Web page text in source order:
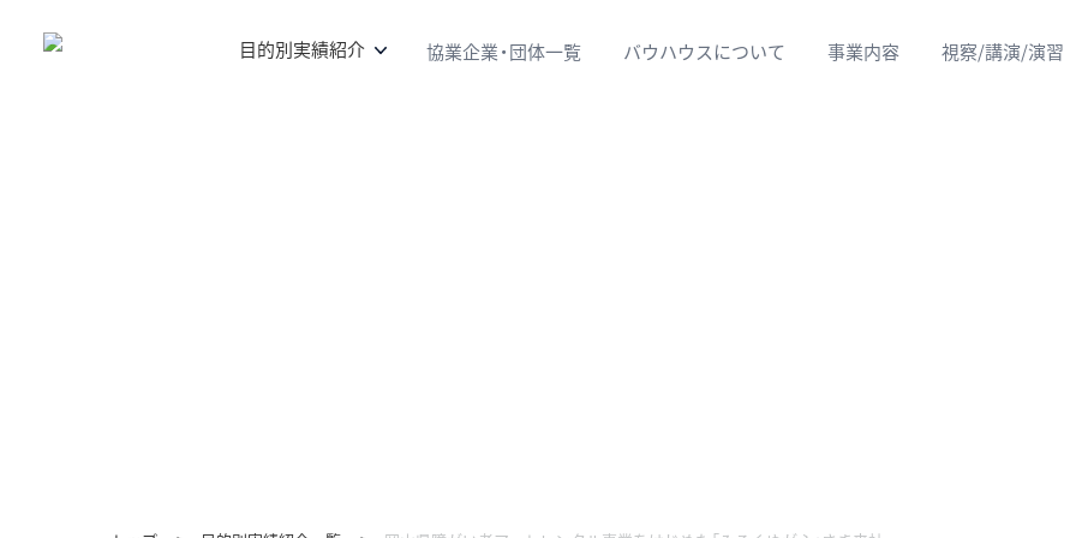
目的別実績紹介 協業企業・団体一覧 バウハウスについて 事業内容 視察/講演/演習